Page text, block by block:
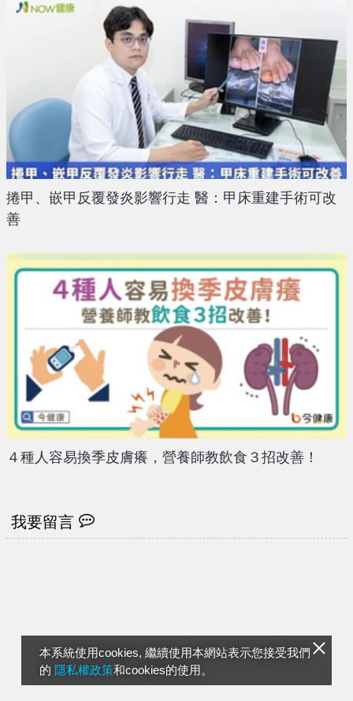
本系統使用cookies, 繼續使用本網站表示您接受我們
的 隱私權政策和cookies的使用。
捲甲、嵌甲反覆發炎影響行走 醫：甲床重建手術可改
善
４種人容易換季皮膚癢，營養師教飲食３招改善！
我要留言